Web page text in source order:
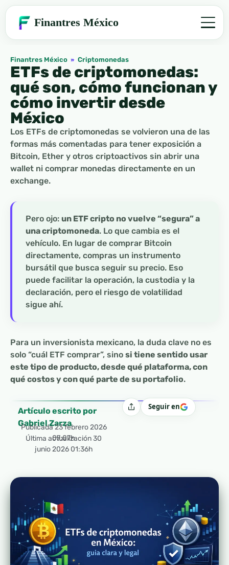
Finantres México
Finantres México » Criptomonedas
ETFs de criptomonedas:
qué son, cómo funcionan y
cómo invertir desde
México
Los ETFs de criptomonedas se volvieron una de las
formas más comentadas para tener exposición a
Bitcoin, Ether y otros criptoactivos sin abrir una
wallet ni comprar monedas directamente en un
exchange.
Pero ojo: un ETF cripto no vuelve “segura” a
una criptomoneda. Lo que cambia es el
vehículo. En lugar de comprar Bitcoin
directamente, compras un instrumento
bursátil que busca seguir su precio. Eso
puede facilitar la operación, la custodia y la
declaración, pero el riesgo de volatilidad
sigue ahí.
Para un inversionista mexicano, la duda clave no es
solo “cuál ETF comprar”, sino si tiene sentido usar
este tipo de producto, desde qué plataforma, con
qué costos y con qué parte de su portafolio.
Artículo escrito por
Gabriel Zarza
Publicada23 febrero 2026
07:07h
Última actualización 30
junio 2026 01:36h
CompartirSeguir en